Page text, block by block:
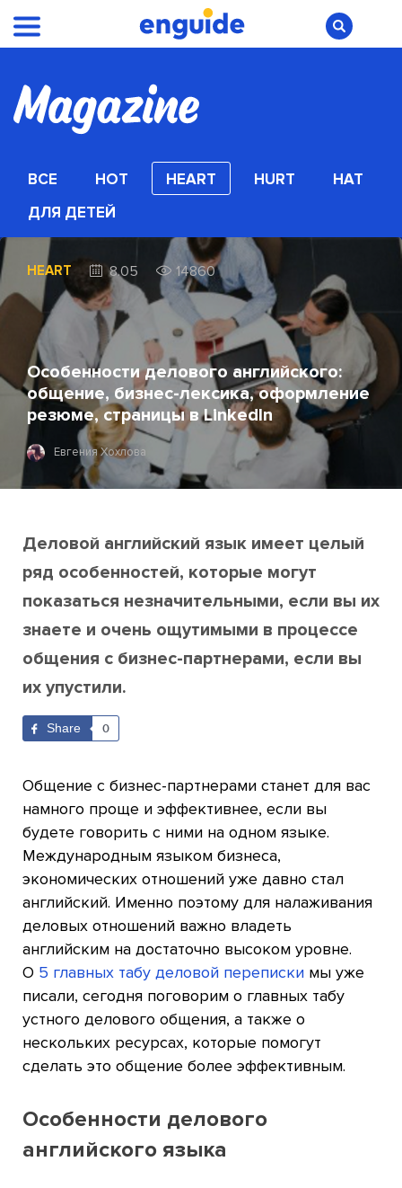
ВСЕ HOT HEART HURT
HAT
ДЛЯ ДЕТЕЙ
HEART 8.05 14860
Особенности делового английского:
общение, бизнес-лексика, оформление
резюме, страницы в LinkedIn
Евгения Хохлова
Деловой английский язык имеет целый
ряд особенностей, которые могут
показаться незначительными, если вы их
знаете и очень ощутимыми в процессе
общения с бизнес-партнерами, если вы
их упустили.
Share 0
Общение с бизнес-партнерами станет для вас
намного проще и эффективнее, если вы
будете говорить с ними на одном языке.
Международным языком бизнеса,
экономических отношений уже давно стал
английский. Именно поэтому для налаживания
деловых отношений важно владеть
английским на достаточно высоком уровне.
О 5 главных табу деловой переписки мы уже
писали, сегодня поговорим о главных табу
устного делового общения, а также о
нескольких ресурсах, которые помогут
сделать это общение более эффективным.
Особенности делового
английского языка